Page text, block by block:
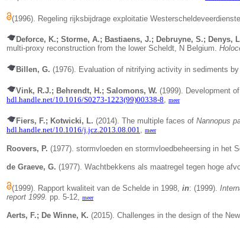
(1996). Regeling rijksbijdrage exploitatie
Deforce, K.; Storme, A.; Bastiaens, J.; Debruyne, S.; Denys,
multi-proxy reconstruction from the lower Scheldt, N Belgium.
Billen, G. (1976). Evaluation of nitrifying activity in sediments by
Vink, R.J.; Behrendt, H.; Salomons, W. (1999). Development
hdl.handle.net/10.1016/S0273-1223(99)00338-8
meer
Fiers, F.; Kotwicki, L. (2014). The multiple faces of Nannopus
hdl.handle.net/10.1016/j.jcz.2013.08.001
meer
Roovers, P. (1977). stormvloeden en stormvloedbeheersing in het
de Graeve, G. (1977). Wachtbekkens als maatregel tegen hoge
(1999). Rapport kwaliteit van de Schelde in 1998, in: (1999).
report 1999. pp. 5-12, meer
Aerts, F.; De Winne, K. (2015). Challenges in the design of the